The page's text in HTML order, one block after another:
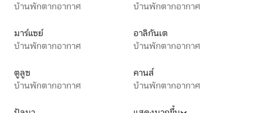
บ้านพักตากอากาศ
บ้านพักตากอากาศ
มาร์แซย์
บ้านพักตากอากาศ
อาลิกันเต
บ้านพักตากอากาศ
ตูลูซ
บ้านพักตากอากาศ
คานส์
บ้านพักตากอากาศ